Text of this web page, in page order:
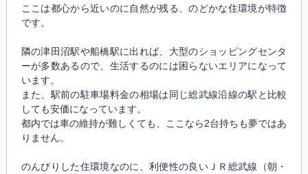
ここは都心から近いのに自然が残る、のどかな住環境が特徴
です。
隣の津田沼駅や船橋駅に出れば、大型のショッピングセンタ
ーが多数あるので、生活するのには困らないエリアになって
います。
また、駅前の駐車場料金の相場は同じ総武線沿線の駅と比較
しても安価になっています。
都内では車の維持が難しくても、ここなら2台持ちも夢ではあ
りません。
のんびりした住環境なのに、利便性の良いＪＲ総武線（朝・